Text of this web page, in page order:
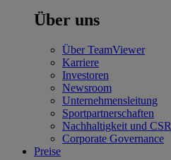
Über uns
Über TeamViewer
Karriere
Investoren
Newsroom
Unternehmensleitung
Sportpartnerschaften
Nachhaltigkeit und CSR
Corporate Governance
Preise